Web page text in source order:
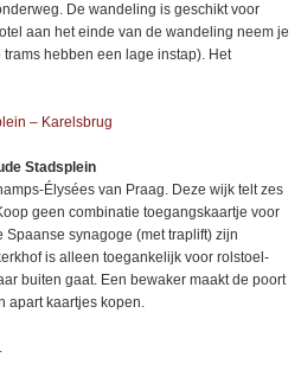
De wandeling is geschikt voor
aan het einde van de wandeling neem je
hebben een lage instap). Het
– Karelsbrug
Stadsplein
Élysées van Praag. Deze wijk telt zes
geen combinatie toegangskaartje voor
synagoge (met traplift) zijn
is alleen toegankelijk voor rolstoel-
buiten gaat. Een bewaker maakt de poort
apart kaartjes kopen.